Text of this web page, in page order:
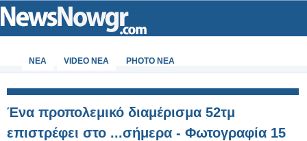
ΝΕΑ VIDEO NEA PHOTO NEA
Ένα προπολεμικό διαμέρισμα 52τμ
επιστρέφει στο ...σήμερα - Φωτογραφία 15